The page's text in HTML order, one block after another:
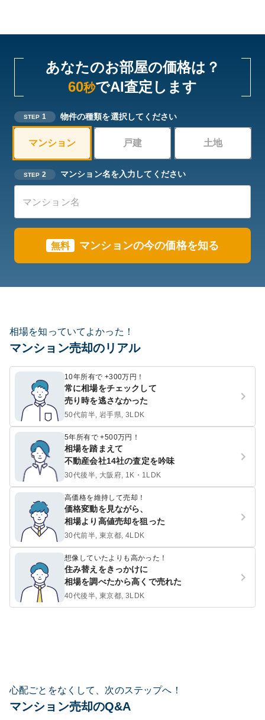
あなたのお部屋の価格は？
60秒でAI査定します
STEP 1 物件の種類を選択してください
マンション 戸建 土地
STEP 2 マンション名を入力してください
無料 マンションの今の価格を知る
相場を知っていてよかった！
マンション売却のリアル
10年所有で +300万円！
常に相場をチェックして
売り時を逃さなかった
50代前半, 岩手県, 3LDK
5年所有で +500万円！
相場を踏まえて
不動産会社14社の査定を吟味
30代後半, 大阪府, 1K・1LDK
高価格を維持して売却！
価格変動を見ながら、
相場より高値売却を狙った
30代前半, 東京都, 4LDK
想像していたよりも高かった！
住み替えをきっかけに
相場を調べたから高くで売れた
40代後半, 東京都, 3LDK
心配ごとをなくして、次のステップへ！
マンション売却のQ&A